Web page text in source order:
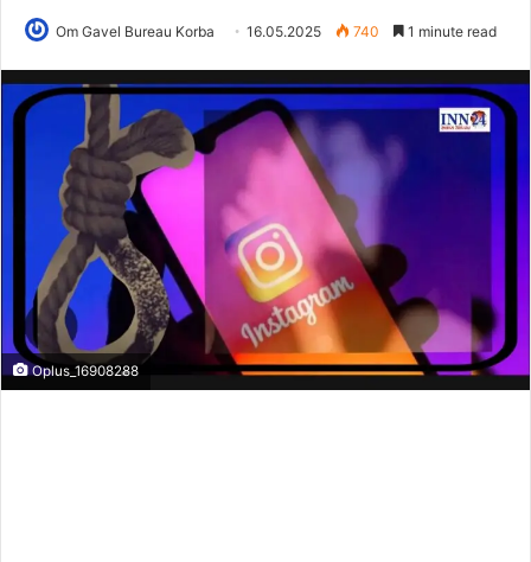
Om Gavel Bureau Korba 16.05.2025 740 1 minute read
Oplus_16908288